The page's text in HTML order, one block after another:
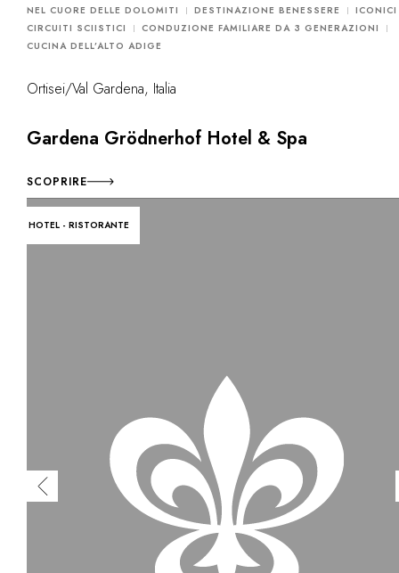
NEL CUORE DELLE DOLOMITI DESTINAZIONE BENESSERE
ICONICI
CIRCUITI SCIISTICI
CONDUZIONE FAMILIARE DA 3 GENERAZIONI
CUCINA DELL’ALTO ADIGE
Ortisei/Val Gardena, Italia
Gardena Grödnerhof Hotel & Spa
SCOPRIRE
HOTEL - RISTORANTE